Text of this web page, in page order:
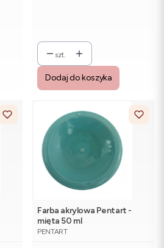
szt.
Dodaj do koszyka
Farba akrylowa Pentart -
mięta 50 ml
PRODUCENT
PENTART